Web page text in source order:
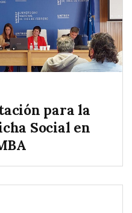
para la
Social en